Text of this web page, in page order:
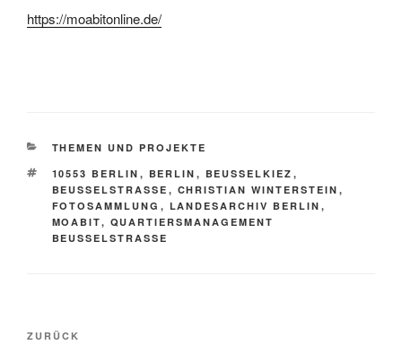
https://moabitonline.de/
KATEGORIEN
THEMEN UND PROJEKTE
SCHLAGWÖRTER
10553 BERLIN , BERLIN , BEUSSELKIEZ ,
BEUSSELSTRASSE
, CHRISTIAN WINTERSTEIN ,
FOTOSAMMLUNG , LANDESARCHIV BERLIN ,
MOABIT, QUARTIERSMANAGEMENT
BEUSSELSTRASSE
Beitragsnavigation
Vorheriger
ZURÜCK